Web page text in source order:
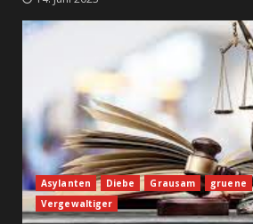
Asylanten Diebe Grausam gruene
Vergewaltiger